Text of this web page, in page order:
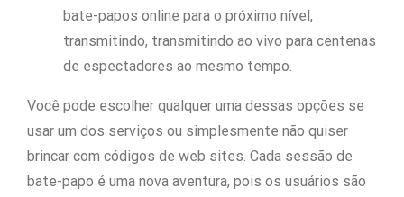
bate-papos online para o próximo nível,
transmitindo, transmitindo ao vivo para centenas
de espectadores ao mesmo tempo.
Você pode escolher qualquer uma dessas opções se
usar um dos serviços ou simplesmente não quiser
brincar com códigos de web sites. Cada sessão de
bate-papo é uma nova aventura, pois os usuários são